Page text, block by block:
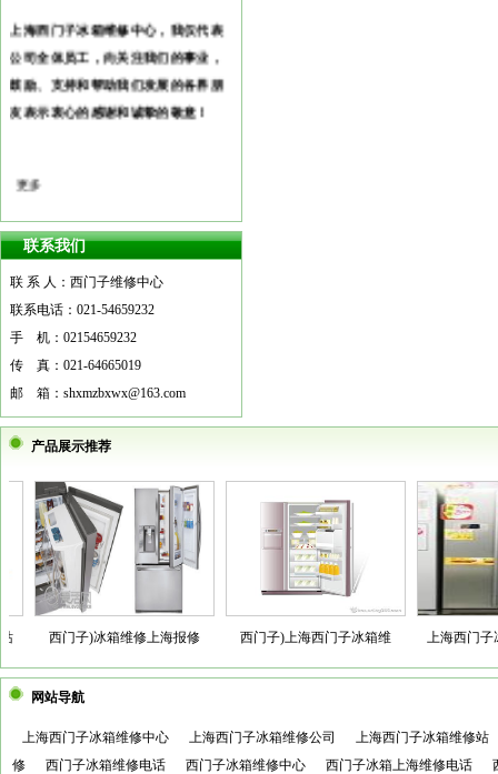
上海西门子冰箱维修中心，我仅代表
公司全体员工，向关注我们的事业，
鼓励、支持和帮助我们发展的各界朋
友表示衷心的感谢和诚挚的敬意！
更多
联系我们
联 系 人：西门子维修中心
联系电话：021-54659232
手 机：02154659232
传 真：021-64665019
邮 箱：shxmzbxwx@163.com
产品展示推荐
西门子)冰箱维修上海报修 西门子)上海西门子冰箱维 上海西门子
网站导航
上海西门子冰箱维修中心 上海西门子冰箱维修公司
上海西门子冰箱维修站
修
西门子冰箱维修电话 西门子冰箱维修中心 西门子冰箱上海维修电话